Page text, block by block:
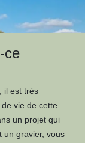
ce
il est très
vie de cette
un projet qui
un gravier, vous